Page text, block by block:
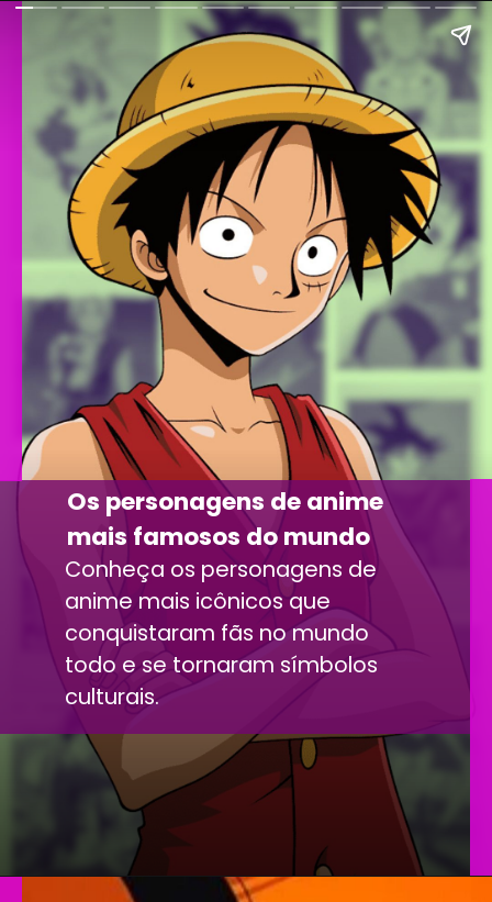
Os personagens de anime
mais famosos do mundo
Conheça os personagens de
anime mais icônicos que
conquistaram fãs no mundo
todo e se tornaram símbolos
culturais.